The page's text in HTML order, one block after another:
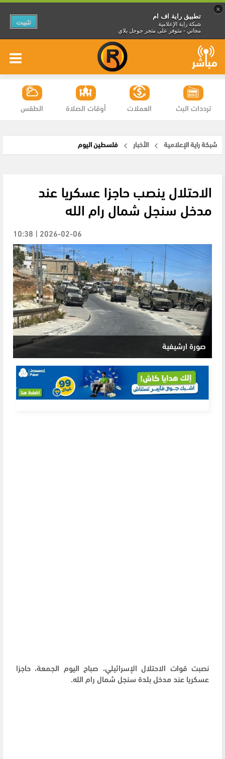
×
تطبيق راية اف ام
شبكة راية الإعلامية
مجاني - متوفر على متجر جوجل بلاي
تثبيت
الطقس أوقات الصلاة العملات ترددات البث
شبكة راية الإعلامية الأخبار فلسطين اليوم
الاحتلال ينصب حاجزا عسكريا عند
مدخل سنجل شمال رام الله
2026-02-06 | 10:38
صورة ارشيفية
نصبت قوات الاحتلال الإسرائيلي، صباح اليوم الجمعة، حاجزا
عسكريا عند مدخل بلدة سنجل شمال رام الله.